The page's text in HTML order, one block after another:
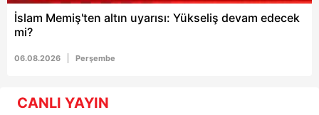
İslam Memiş'ten altın uyarısı: Yükseliş devam edecek
mi?
06.08.2026 Perşembe
CANLI YAYIN